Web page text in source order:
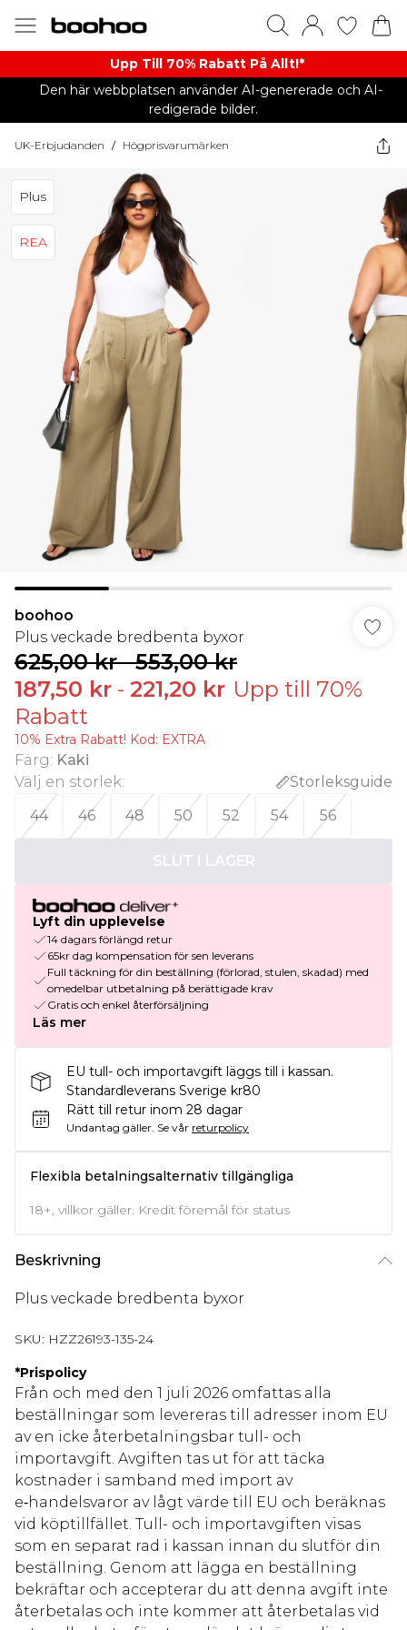
Upp Till 70% Rabatt På Allt!*
Den här webbplatsen använder AI-genererade och AI-
redigerade bilder.
UK-Erbjudanden / Högprisvarumärken
Plus
REA
boohoo
Plus veckade bredbenta byxor
625,00 kr-553,00 kr
187,50 kr - 221,20 kr Upp till 70%
Rabatt
10% Extra Rabatt! Kod: EXTRA
Färg: Kaki
Välj en storlek:
Storleksguide
44
46 48 50 52 54 56
SLUT I LAGER
Lyft din upplevelse
14 dagars förlängd retur
65kr dag kompensation för sen leverans
Full täckning för din beställning (förlorad, stulen, skadad) med
omedelbar utbetalning på berättigade krav
Gratis och enkel återförsäljning
Läs mer
EU tull- och importavgift läggs till i kassan.
Standardleverans Sverige kr80
Rätt till retur inom 28 dagar
Undantag gäller. Se vår returpolicy
Flexibla betalningsalternativ tillgängliga
18+, villkor gäller. Kredit föremål för status
Beskrivning
Plus veckade bredbenta byxor
SKU: HZZ26193-135-24
*Prispolicy
Från och med den 1 juli 2026 omfattas alla
beställningar som levereras till adresser inom EU
av en icke återbetalningsbar tull- och
importavgift. Avgiften tas ut för att täcka
kostnader i samband med import av
e‑handelsvaror av lågt värde till EU och beräknas
vid köptillfället. Tull- och importavgiften visas
som en separat rad i kassan innan du slutför din
beställning. Genom att lägga en beställning
bekräftar och accepterar du att denna avgift inte
återbetalas och inte kommer att återbetalas vid